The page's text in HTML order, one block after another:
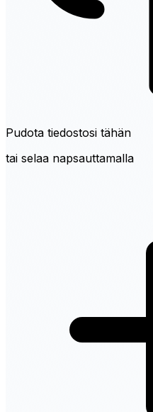
Pudota tiedostosi tähän
tai selaa napsauttamalla